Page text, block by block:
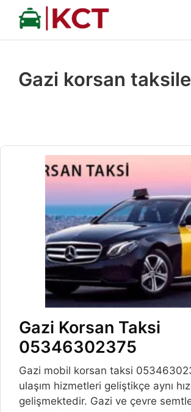
İçeriğe
Gazi korsan
Gazi Korsan Taksi
05346302375
Gazi mobil korsan taksi
ulaşım hizmetleri geliştikçe aynı
gelişmektedir. Gazi ve çevre